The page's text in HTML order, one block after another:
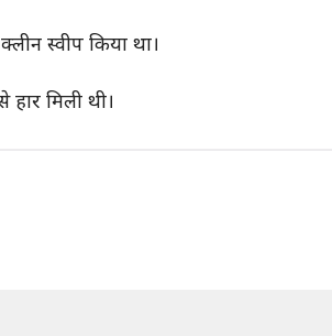
स्वीप किया था।
मिली थी।